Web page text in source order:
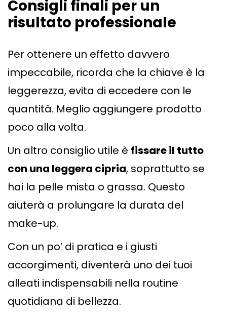
Consigli finali per un
risultato professionale
Per ottenere un effetto davvero
impeccabile, ricorda che la chiave è la
leggerezza, evita di eccedere con le
quantità. Meglio aggiungere prodotto
poco alla volta.
Un altro consiglio utile è fissare il tutto
con una leggera cipria, soprattutto se
hai la pelle mista o grassa. Questo
aiuterà a prolungare la durata del
make-up.
Con un po’ di pratica e i giusti
accorgimenti, diventerà uno dei tuoi
alleati indispensabili nella routine
quotidiana di bellezza.